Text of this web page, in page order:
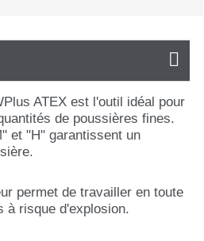
ATEX est l'outil idéal pour
de poussières fines.
et "H" garantissent un
permet de travailler en toute
à risque d'explosion.